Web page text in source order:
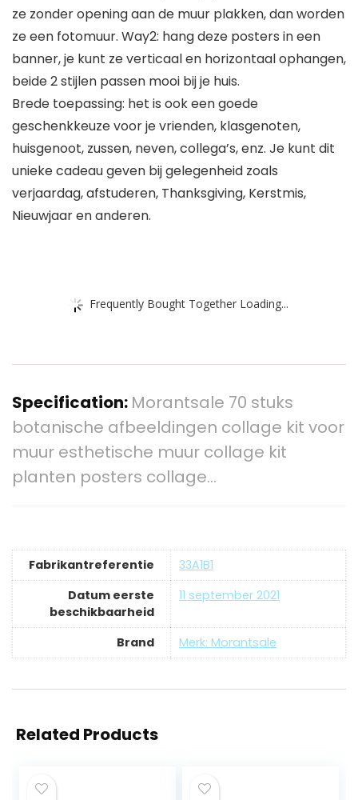
ze zonder opening aan de muur plakken, dan worden
ze een fotomuur. Way2: hang deze posters in een
banner, je kunt ze verticaal en horizontaal ophangen,
beide 2 stijlen passen mooi bij je huis.
Brede toepassing: het is ook een goede
geschenkkeuze voor je vrienden, klasgenoten,
huisgenoot, zussen, neven, collega’s, enz. Je kunt dit
unieke cadeau geven bij gelegenheid zoals
verjaardag, afstuderen, Thanksgiving, Kerstmis,
Nieuwjaar en anderen.
Frequently Bought Together Loading...
Specification: Morantsale 70 stuks
botanische afbeeldingen collage kit voor
muur esthetische muur collage kit
planten posters collage…
Fabrikantreferentie
33A1B1
Datum eerste
beschikbaarheid
11 september 2021
Brand Merk: Morantsale
Related Products